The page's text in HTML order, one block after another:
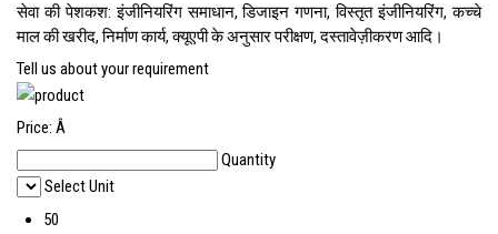
सेवा की पेशकश: इंजीनियरिंग समाधान, डिजाइन गणना, विस्तृत इंजीनियरिंग, कच्चे
माल की खरीद, निर्माण कार्य, क्यूएपी के अनुसार परीक्षण, दस्तावेज़ीकरण आदि।
Tell us about your requirement
Price: Â
Quantity
Select Unit
50